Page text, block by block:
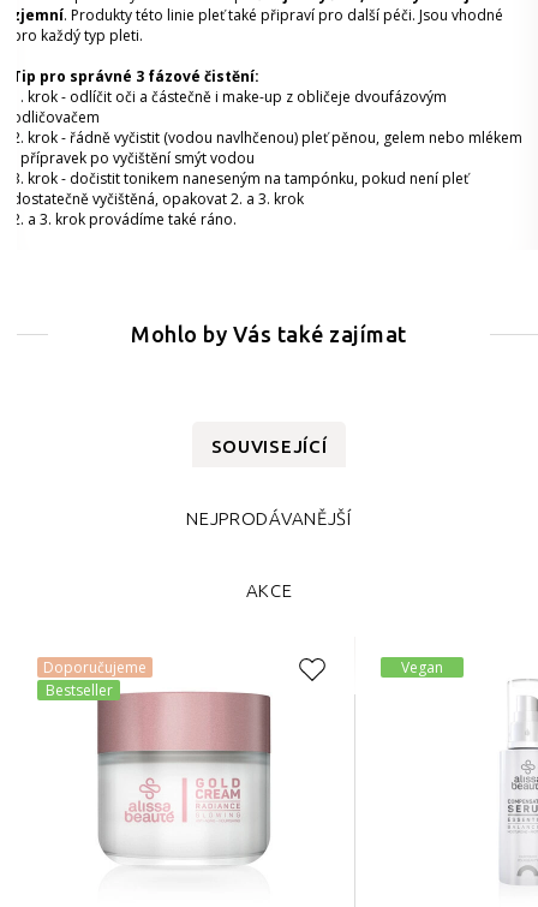
zjemní. Produkty této linie pleť také připraví pro další péči. Jsou vhodné
pro každý typ pleti.
Tip pro správné 3 fázové čistění:
1. krok - odlíčit oči a částečně i make-up z obličeje dvoufázovým
odličovačem
2. krok - řádně vyčistit (vodou navlhčenou) pleť pěnou, gelem nebo mlékem
- přípravek po vyčištění smýt vodou
3. krok - dočistit tonikem naneseným na tampónku, pokud není pleť
dostatečně vyčištěná, opakovat 2. a 3. krok
2. a 3. krok provádíme také ráno.
Mohlo by Vás také zajímat
SOUVISEJÍCÍ
NEJPRODÁVANĚJŠÍ
AKCE
Doporučujeme
Bestseller
Vegan